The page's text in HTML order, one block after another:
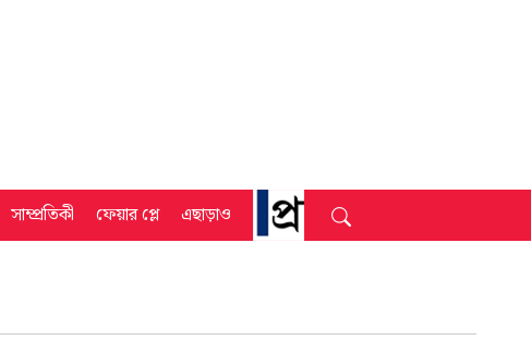
সাম্প্রতিকী ফেয়ার প্লে এছাড়াও